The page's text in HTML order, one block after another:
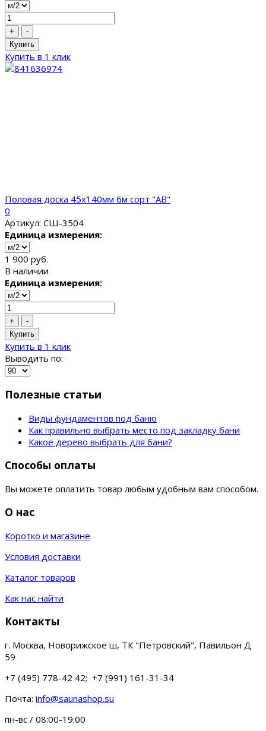
+
-
Купить
Купить в 1 клик
Половая доска 45x140мм 6м сорт "AB"
0
Артикул: СШ-3504
Единица измерения:
1 900 руб.
В наличии
Единица измерения:
+
-
Купить
Купить в 1 клик
Выводить по:
Полезные статьи
Виды фундаментов под баню
Как правильно выбрать место под закладку бани
Какое дерево выбрать для бани?
Способы оплаты
Вы можете оплатить товар любым удобным вам способом.
О нас
Коротко и магазине
Условия доставки
Каталог товаров
Как нас найти
Контакты
г. Москва, Новорижское ш, ТК "Петровский", Павильон Д
59
+7 (495) 778-42 42; +7 (991) 161-31-34
Почта: info@saunashop.su
пн-вс / 08:00-19:00